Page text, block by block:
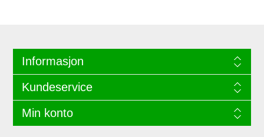
Informasjon
Kundeservice
Min konto